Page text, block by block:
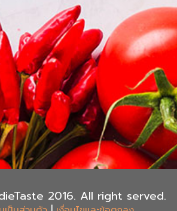
2016. All right served.